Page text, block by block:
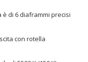
di 6 diaframmi precisi
con rotella